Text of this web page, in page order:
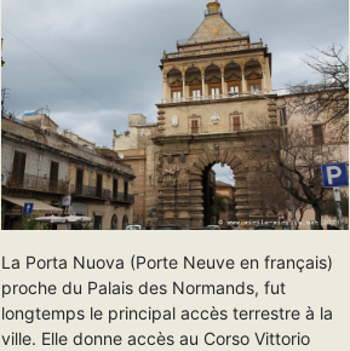
La Porta Nuova (Porte Neuve en français)
proche du Palais des Normands, fut
longtemps le principal accès terrestre à la
ville. Elle donne accès au Corso Vittorio